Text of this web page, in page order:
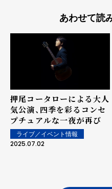
あわせて読
押尾コータローによる大人
気公演、四季を彩るコンセ
プチュアルな一夜が再び
ライブ／イベント情報
2025.07.02